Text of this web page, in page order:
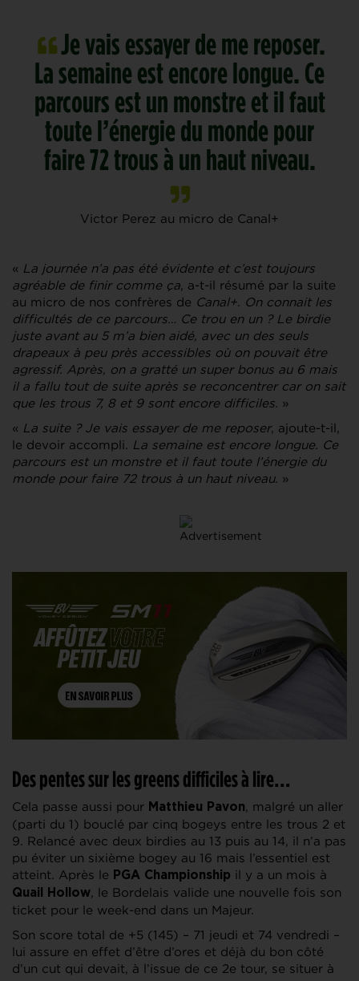
Je vais essayer de me reposer.
La semaine est encore longue. Ce
parcours est un monstre et il faut
toute l’énergie du monde pour
faire 72 trous à un haut niveau.
Victor Perez au micro de Canal+
« La journée n’a pas été évidente et c’est toujours
agréable de finir comme ça, a-t-il résumé par la suite
au micro de nos confrères de Canal+. On connait les
difficultés de ce parcours… Ce trou en un ? Le birdie
juste avant au 5 m’a bien aidé, avec un des seuls
drapeaux à peu près accessibles où on pouvait être
agressif. Après, on a gratté un super bonus au 6 mais
il a fallu tout de suite après se reconcentrer car on sait
que les trous 7, 8 et 9 sont encore difficiles. »
« La suite ? Je vais essayer de me reposer, ajoute-t-il,
le devoir accompli. La semaine est encore longue. Ce
parcours est un monstre et il faut toute l’énergie du
monde pour faire 72 trous à un haut niveau. »
Des pentes sur les greens difficiles à lire…
Cela passe aussi pour Matthieu Pavon, malgré un aller
(parti du 1) bouclé par cinq bogeys entre les trous 2 et
9. Relancé avec deux birdies au 13 puis au 14, il n’a pas
pu éviter un sixième bogey au 16 mais l’essentiel est
atteint. Après le PGA Championship il y a un mois à
Quail Hollow, le Bordelais valide une nouvelle fois son
ticket pour le week-end dans un Majeur.
Son score total de +5 (145) – 71 jeudi et 74 vendredi –
lui assure en effet d’être d’ores et déjà du bon côté
d’un cut qui devait, à l’issue de ce 2e tour, se situer à